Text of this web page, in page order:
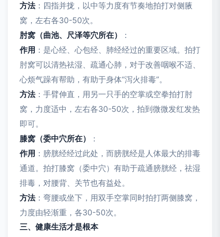
方法：四指并拢，以中等力度有节奏地拍打对侧腋
窝，左右各30-50次。
肘窝（曲池、尺泽等穴所在）
：
作用 ：是心经、心包经、肺经经过的重要区域。拍打
肘窝可以清热祛湿、疏通心肺，对于改善咽喉不适、
心烦气躁有帮助，有助于身体“泻火排毒”。
方法：手臂伸直，用另一只手的空掌或空拳拍打肘
窝，力度适中，左右各30-50次，拍到微微发红发热
即可。
膝窝（委中穴所在）
：
作用 ：膀胱经经过此处，而膀胱经是人体最大的排毒
通道。拍打膝窝（委中穴）有助于疏通膀胱经，祛湿
排毒，对腰背、关节也有益处。
方法：弯腰或坐下，用双手空掌同时拍打两侧膝窝，
力度由轻渐重，各30-50次。
三、健康生活才是根本